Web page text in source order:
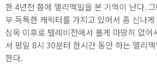
한 4년전 쯤에 앨리맥빌을 본 기억이 난다.
부 독특한 캐릭터를 가지고 있어서 좀 신나
심옥 이후로 텔레비전에서 볼게 마땅히 없어
서 평일 8시 30분터 한시간 동안 하는 앨리
한다.